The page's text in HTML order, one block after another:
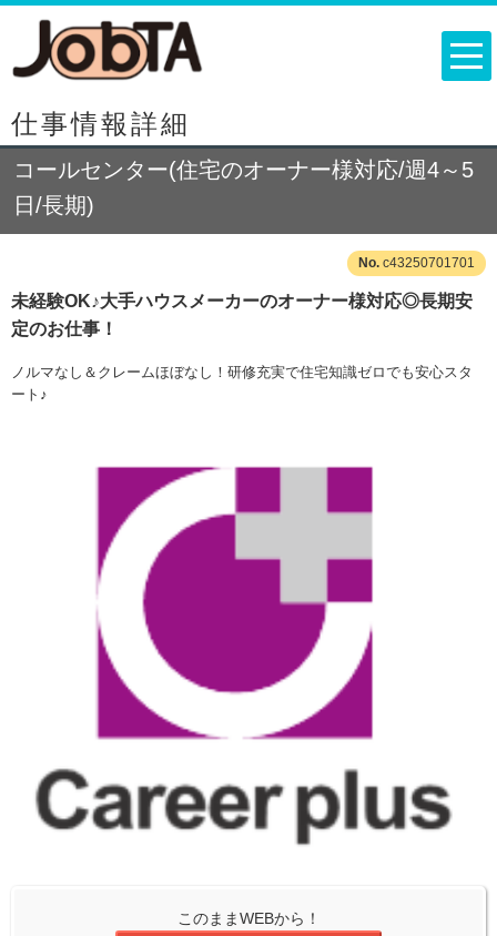
仕事情報詳細
コールセンター(住宅のオーナー様対応/週4～5
日/長期)
c43250701701
未経験OK♪大手ハウスメーカーのオーナー様対応◎長期安
定のお仕事！
ノルマなし＆クレームほぼなし！研修充実で住宅知識ゼロでも安心スタ
ート♪
このままWEBから！